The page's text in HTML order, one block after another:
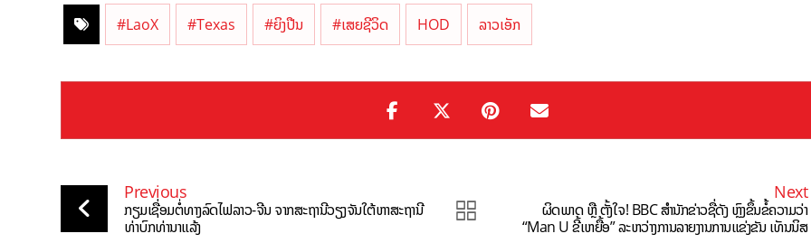
#LaoX #Texas #ຍິງປືນ #ເສຍຊີວິດ HOD ລາວເອັກ
Previous
ກຽມເຊື່ອມຕໍ່ທາງລົດໄຟລາວ-ຈີນ ຈາກສະຖານີວຽງຈັນໃຕ້ຫາສະຖານີ
ທ່າບົກທ່ານາແລ້ງ
Next
ຜິດພາດ ຫຼື ຕັ້ງໃຈ! BBC ສຳນັກຂ່າວຊື່ດັງ ຫຼົງຂຶ້ນຂໍ້ຄວາມວ່າ
“Man U ຂີ້ເຫຍື້ອ” ລະຫວ່າງການລາຍງານການແຂ່ງຂັນ ເທັນນິສ